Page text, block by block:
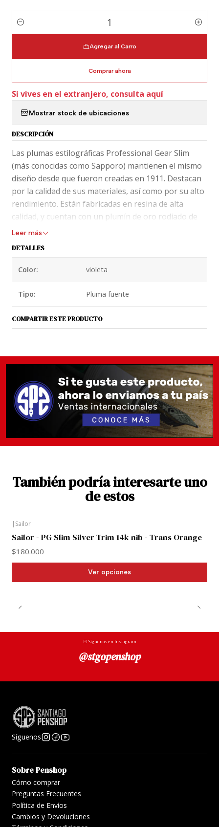
Cantidad
Agregar al Carro
Comprar ahora
Si vives en el extranjero, consulta aquí
Mostrar stock de ubicaciones
DESCRIPCIÓN
Las plumas estilográficas Professional Gear Slim
(más conocidas como Sapporo) mantienen el mismo
diseño desde que fueron creadas en 1911. Destacan
por la calidad de sus materiales, así como por su alto
rendimiento. Están fabricadas en resina de alta
calidad, y cuentan con un plumín de oro rodiado de
14 kilates.
Emplean un sistema de carga por cartuchos/
Plumín de oro rodiado (14 kilates)
Tomar en cuenta que el plumín es medio punto
más fino que los plumines alemanes
Cierre a rosca
Longitud: 12,4 cm (cerrada)
Longitud: 11,1 cm (sin capuchón)
Longitud: 14,3 cm (con el capuchón en la trasera)
Peso: 16 g
Se presenta en caja regalo. Incluye 2 cartuchos
Leer más
DETALLES
Color: violeta
Tipo: Pluma fuente
COMPARTIR ESTE PRODUCTO
También podría interesarte uno
de estos
| Sailor
Sailor - PG Slim Silver Trim 14k nib - Trans Orange
$180.000
Ver opciones
Síguenos en Instagram
@stgopenshop
Síguenos
Sobre Penshop
Cómo comprar
Preguntas Frecuentes
Política de Envíos
Cambios y Devoluciones